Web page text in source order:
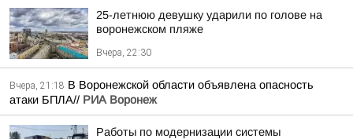
25-летнюю девушку ударили по голове на
воронежском пляже
Вчера, 22:30
Вчера, 21:18 В Воронежской области объявлена опасность
атаки БПЛА// РИА Воронеж
Работы по модернизации системы